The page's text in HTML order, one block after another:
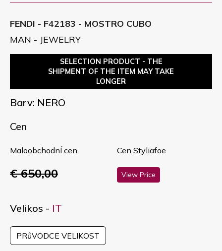
FENDI - F42183 - MOSTRO CUBO
MAN - JEWELRY
SELECTION PRODUCT - THE
SHIPMENT OF THE ITEM MAY TAKE
LONGER
Barv: NERO
Cen
MaloobchodnÍ cen
€ 650,00
Cen Styliafoe
View Price
Velikos - IT
PRůVODCE VELIKOST